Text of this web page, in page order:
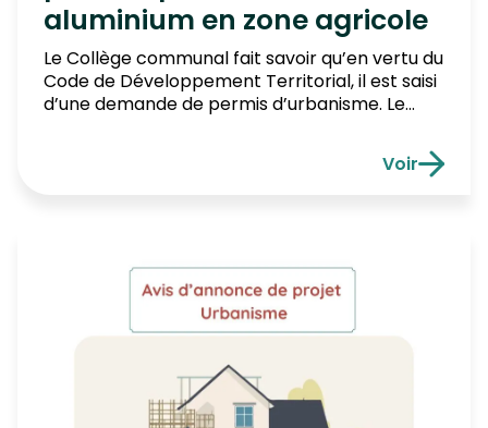
aluminium en zone agricole
Le Collège communal fait savoir qu’en vertu du
Code de Développement Territorial, il est saisi
d’une demande de permis d’urbanisme. Le
Le terrain concerné par la demande est situé
Voir
Avis